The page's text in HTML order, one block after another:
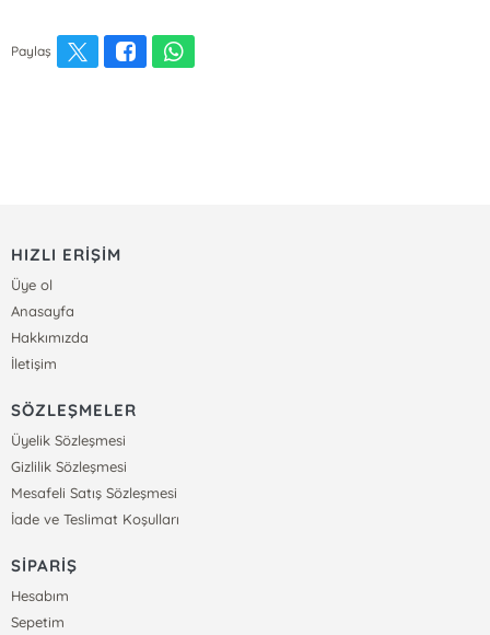
Paylaş
HIZLI ERİŞİM
Üye ol
Anasayfa
Hakkımızda
İletişim
SÖZLEŞMELER
Üyelik Sözleşmesi
Gizlilik Sözleşmesi
Mesafeli Satış Sözleşmesi
İade ve Teslimat Koşulları
SİPARİŞ
Hesabım
Sepetim